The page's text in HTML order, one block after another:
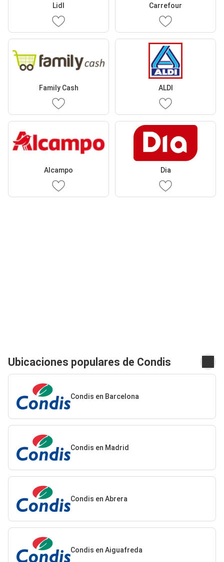
Lidl Carrefour
Family Cash ALDI
Alcampo Dia
Ubicaciones populares de Condis
Condis en Barcelona
Condis en Madrid
Condis en Abrera
Condis en Aiguafreda